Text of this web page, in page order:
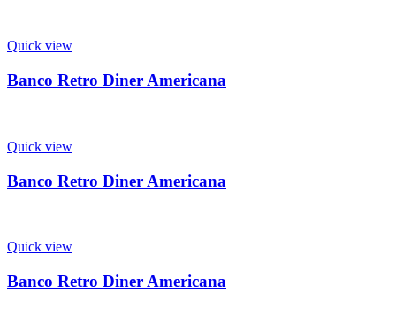
Quick view
Banco Retro Diner Americana
Quick view
Banco Retro Diner Americana
Quick view
Banco Retro Diner Americana